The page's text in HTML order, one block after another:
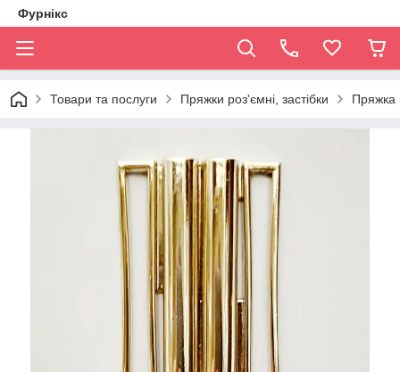
Фурнікс
Товари та послуги Пряжки роз'ємні, застібки Пряжка